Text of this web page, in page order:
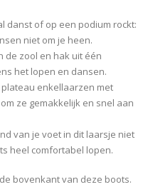
danst of op een podium rockt:
niet om je heen.
de zool en hak uit één
het lopen en dansen.
enkellaarzen met
ze gemakkelijk en snel aan
van je voet in dit laarsje niet
heel comfortabel lopen.
bovenkant van deze boots.